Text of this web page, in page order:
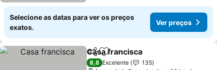
Selecione as datas para ver os preços
exatos.
Ver preços
PartilharAdicionar aos favoritos
Casa francisca
8,8 Excelente
135